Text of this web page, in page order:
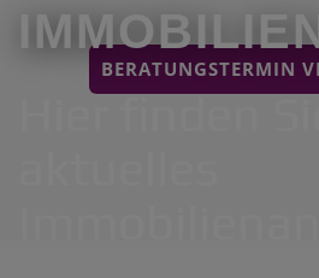
BERATUNGSTERMIN